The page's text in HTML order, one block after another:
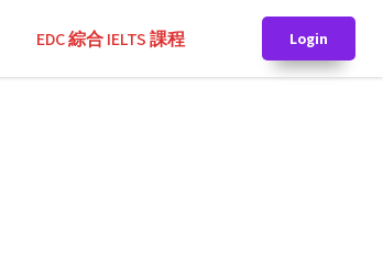
EDC 綜合 IELTS 課程 Login